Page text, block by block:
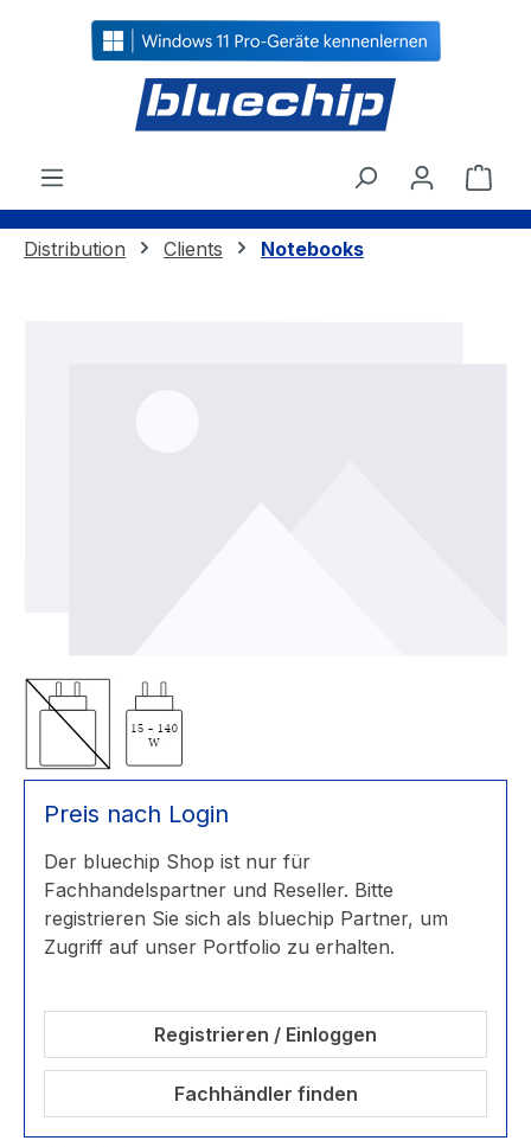
springen
Distribution Clients Notebooks
Preis nach Login
Der bluechip Shop ist nur für
Fachhandelspartner und Reseller. Bitte
registrieren Sie sich als bluechip Partner, um
Zugriff auf unser Portfolio zu erhalten.
Registrieren / Einloggen
Fachhändler finden